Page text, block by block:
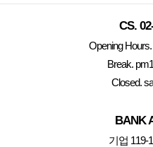
CS.
Opening
Break.
Closed.
BANK
기업 119-